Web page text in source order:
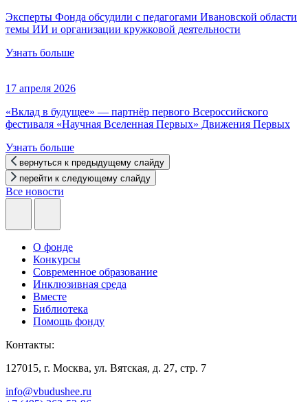
Эксперты Фонда обсудили с педагогами Ивановской области
темы ИИ и организации кружковой деятельности
Узнать больше
17 апреля 2026
«Вклад в будущее» — партнёр первого Всероссийского
фестиваля «Научная Вселенная Первых» Движения Первых
Узнать больше
вернуться к предыдущему слайду
перейти к следующему слайду
Все новости
О фонде
Конкурсы
Современное образование
Инклюзивная среда
Вместе
Библиотека
Помощь фонду
Контакты:
127015, г. Москва, ул. Вятская, д. 27, стр. 7
info@vbudushee.ru